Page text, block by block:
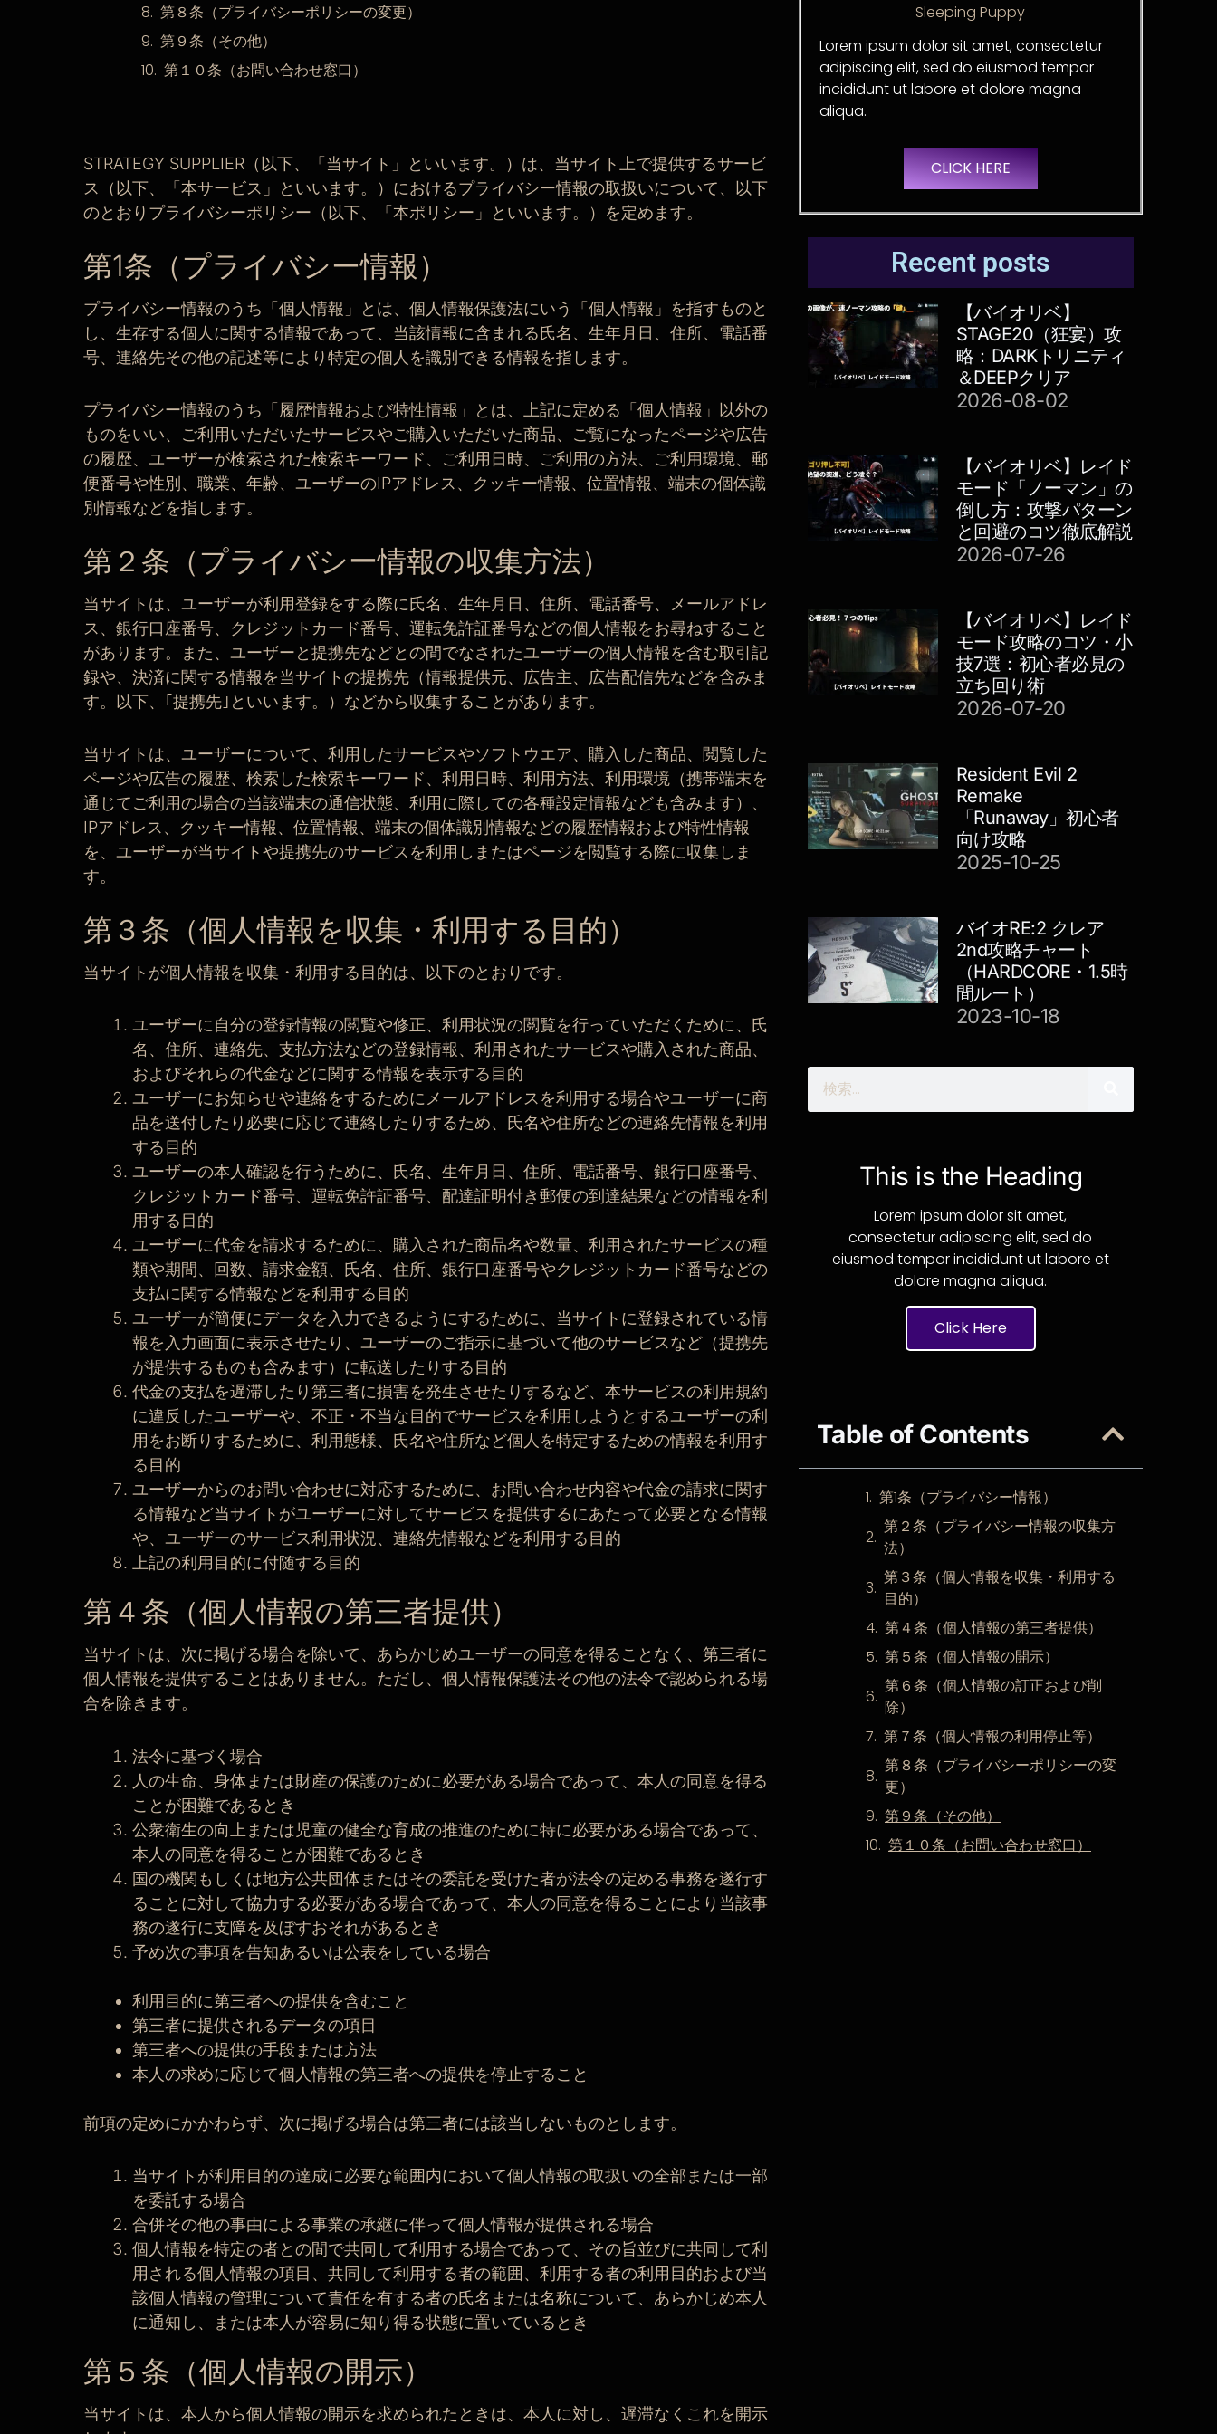
第８条（プライバシーポリシーの変更）
第９条（その他）
第１０条（お問い合わせ窓口）
STRATEGY SUPPLIER（以下、「当サイト」といいます。）は、当サイト上で提供するサービ
ス（以下、「本サービス」といいます。）におけるプライバシー情報の取扱いについて、以下
のとおりプライバシーポリシー（以下、「本ポリシー」といいます。）を定めます。
第1条（プライバシー情報）
プライバシー情報のうち「個人情報」とは、個人情報保護法にいう「個人情報」を指すものと
し、生存する個人に関する情報であって、当該情報に含まれる氏名、生年月日、住所、電話番
号、連絡先その他の記述等により特定の個人を識別できる情報を指します。
プライバシー情報のうち「履歴情報および特性情報」とは、上記に定める「個人情報」以外の
ものをいい、ご利用いただいたサービスやご購入いただいた商品、ご覧になったページや広告
の履歴、ユーザーが検索された検索キーワード、ご利用日時、ご利用の方法、ご利用環境、郵
便番号や性別、職業、年齢、ユーザーのIPアドレス、クッキー情報、位置情報、端末の個体識
別情報などを指します。
第２条（プライバシー情報の収集方法）
当サイトは、ユーザーが利用登録をする際に氏名、生年月日、住所、電話番号、メールアドレ
ス、銀行口座番号、クレジットカード番号、運転免許証番号などの個人情報をお尋ねすること
があります。また、ユーザーと提携先などとの間でなされたユーザーの個人情報を含む取引記
録や、決済に関する情報を当サイトの提携先（情報提供元、広告主、広告配信先などを含みま
す。以下、｢提携先｣といいます。）などから収集することがあります。
当サイトは、ユーザーについて、利用したサービスやソフトウエア、購入した商品、閲覧した
ページや広告の履歴、検索した検索キーワード、利用日時、利用方法、利用環境（携帯端末を
通じてご利用の場合の当該端末の通信状態、利用に際しての各種設定情報なども含みます）、
IPアドレス、クッキー情報、位置情報、端末の個体識別情報などの履歴情報および特性情報
を、ユーザーが当サイトや提携先のサービスを利用しまたはページを閲覧する際に収集しま
す。
第３条（個人情報を収集・利用する目的）
当サイトが個人情報を収集・利用する目的は、以下のとおりです。
ユーザーに自分の登録情報の閲覧や修正、利用状況の閲覧を行っていただくために、氏
名、住所、連絡先、支払方法などの登録情報、利用されたサービスや購入された商品、
およびそれらの代金などに関する情報を表示する目的
ユーザーにお知らせや連絡をするためにメールアドレスを利用する場合やユーザーに商
品を送付したり必要に応じて連絡したりするため、氏名や住所などの連絡先情報を利用
する目的
ユーザーの本人確認を行うために、氏名、生年月日、住所、電話番号、銀行口座番号、
クレジットカード番号、運転免許証番号、配達証明付き郵便の到達結果などの情報を利
用する目的
ユーザーに代金を請求するために、購入された商品名や数量、利用されたサービスの種
類や期間、回数、請求金額、氏名、住所、銀行口座番号やクレジットカード番号などの
支払に関する情報などを利用する目的
ユーザーが簡便にデータを入力できるようにするために、当サイトに登録されている情
報を入力画面に表示させたり、ユーザーのご指示に基づいて他のサービスなど（提携先
が提供するものも含みます）に転送したりする目的
代金の支払を遅滞したり第三者に損害を発生させたりするなど、本サービスの利用規約
に違反したユーザーや、不正・不当な目的でサービスを利用しようとするユーザーの利
用をお断りするために、利用態様、氏名や住所など個人を特定するための情報を利用す
る目的
ユーザーからのお問い合わせに対応するために、お問い合わせ内容や代金の請求に関す
る情報など当サイトがユーザーに対してサービスを提供するにあたって必要となる情報
や、ユーザーのサービス利用状況、連絡先情報などを利用する目的
上記の利用目的に付随する目的
第４条（個人情報の第三者提供）
当サイトは、次に掲げる場合を除いて、あらかじめユーザーの同意を得ることなく、第三者に
個人情報を提供することはありません。ただし、個人情報保護法その他の法令で認められる場
合を除きます。
法令に基づく場合
人の生命、身体または財産の保護のために必要がある場合であって、本人の同意を得る
ことが困難であるとき
公衆衛生の向上または児童の健全な育成の推進のために特に必要がある場合であって、
本人の同意を得ることが困難であるとき
国の機関もしくは地方公共団体またはその委託を受けた者が法令の定める事務を遂行す
ることに対して協力する必要がある場合であって、本人の同意を得ることにより当該事
務の遂行に支障を及ぼすおそれがあるとき
予め次の事項を告知あるいは公表をしている場合
利用目的に第三者への提供を含むこと
第三者に提供されるデータの項目
第三者への提供の手段または方法
本人の求めに応じて個人情報の第三者への提供を停止すること
前項の定めにかかわらず、次に掲げる場合は第三者には該当しないものとします。
当サイトが利用目的の達成に必要な範囲内において個人情報の取扱いの全部または一部
を委託する場合
合併その他の事由による事業の承継に伴って個人情報が提供される場合
個人情報を特定の者との間で共同して利用する場合であって、その旨並びに共同して利
用される個人情報の項目、共同して利用する者の範囲、利用する者の利用目的および当
該個人情報の管理について責任を有する者の氏名または名称について、あらかじめ本人
に通知し、または本人が容易に知り得る状態に置いているとき
第５条（個人情報の開示）
当サイトは、本人から個人情報の開示を求められたときは、本人に対し、遅滞なくこれを開示
Sleeping Puppy
Lorem ipsum dolor sit amet, consectetur
adipiscing elit, sed do eiusmod tempor
incididunt ut labore et dolore magna
aliqua.
CLICK HERE
Recent posts
【バイオリベ】
STAGE20（狂宴）攻
略：DARKトリニティ
＆DEEPクリア
2026-08-02
【バイオリベ】レイド
モード「ノーマン」の
倒し方：攻撃パターン
と回避のコツ徹底解説
2026-07-26
【バイオリベ】レイド
モード攻略のコツ・小
技7選：初心者必見の
立ち回り術
2026-07-20
Resident Evil 2
Remake
「Runaway」初心者
向け攻略
2025-10-25
バイオRE:2 クレア
2nd攻略チャート
（HARDCORE・1.5時
間ルート）
2023-10-18
This is the Heading
Lorem ipsum dolor sit amet,
consectetur adipiscing elit, sed do
eiusmod tempor incididunt ut labore et
dolore magna aliqua.
Click Here
Table of Contents
第1条（プライバシー情報）
第２条（プライバシー情報の収集方
法）
第３条（個人情報を収集・利用する
目的）
第４条（個人情報の第三者提供）
第５条（個人情報の開示）
第６条（個人情報の訂正および削
除）
第７条（個人情報の利用停止等）
第８条（プライバシーポリシーの変
更）
第９条（その他）
第１０条（お問い合わせ窓口）